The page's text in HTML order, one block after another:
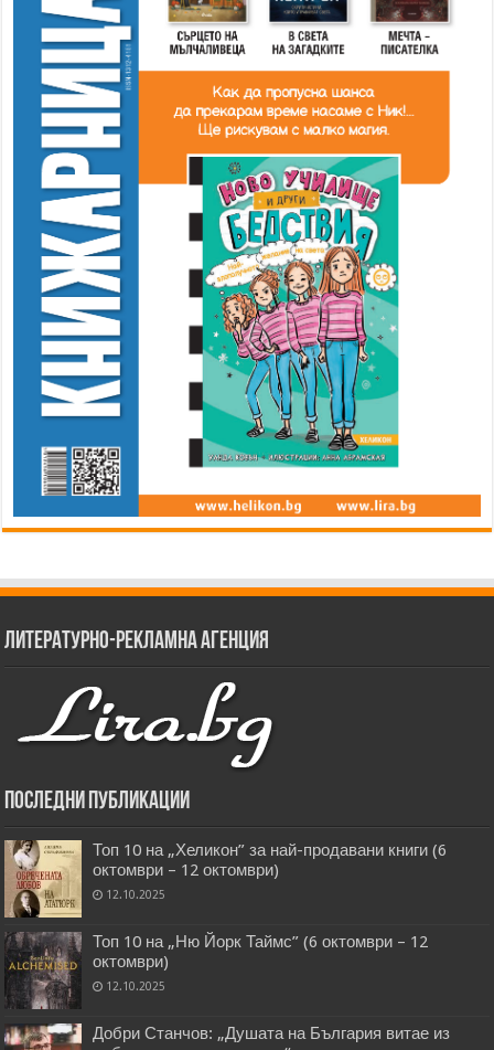
Литературно-рекламна агенция
Последни публикации
Топ 10 на „Хеликон” за най-продавани книги (6
октомври – 12 октомври)
12.10.2025
Топ 10 на „Ню Йорк Таймс” (6 октомври – 12
октомври)
12.10.2025
Добри Станчов: „Душата на България витае из